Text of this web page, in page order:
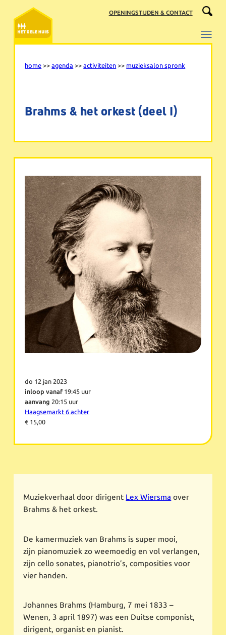
naar
inhoud
OPENINGSTIJDEN & CONTACT
home >>agenda >>activiteiten >> muzieksalon spronk
Brahms & het orkest (deel I)
do 12 jan 2023
inloop vanaf19:45 uur
aanvang 20:15 uur
Haagsemarkt 6 achter
€ 15,00
Muziekverhaal door dirigent Lex Wiersma over
Brahms & het orkest.
De kamermuziek van Brahms is super mooi,
zijn pianomuziek zo weemoedig en vol verlangen,
zijn cello sonates, pianotrio’s, composities voor
vier handen.
Johannes Brahms (Hamburg, 7 mei 1833 –
Wenen, 3 april 1897) was een Duitse componist,
dirigent, organist en pianist.